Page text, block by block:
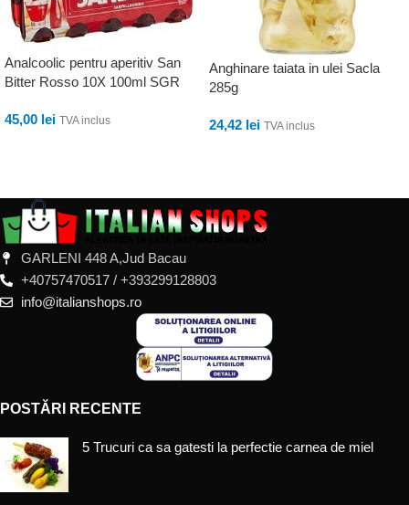
Analcoolic pentru aperitiv San
Bitter Rosso 10X 100ml SGR
45,00 lei TVA inclus
Anghinare taiata in ulei Sacla
285g
24,42 lei TVA inclus
GARLENI 448 A,Jud Bacau
+40757470517 / +393299128803
info@italianshops.ro
POSTĂRI RECENTE
5 Trucuri ca sa gatesti la perfectie carnea de miel